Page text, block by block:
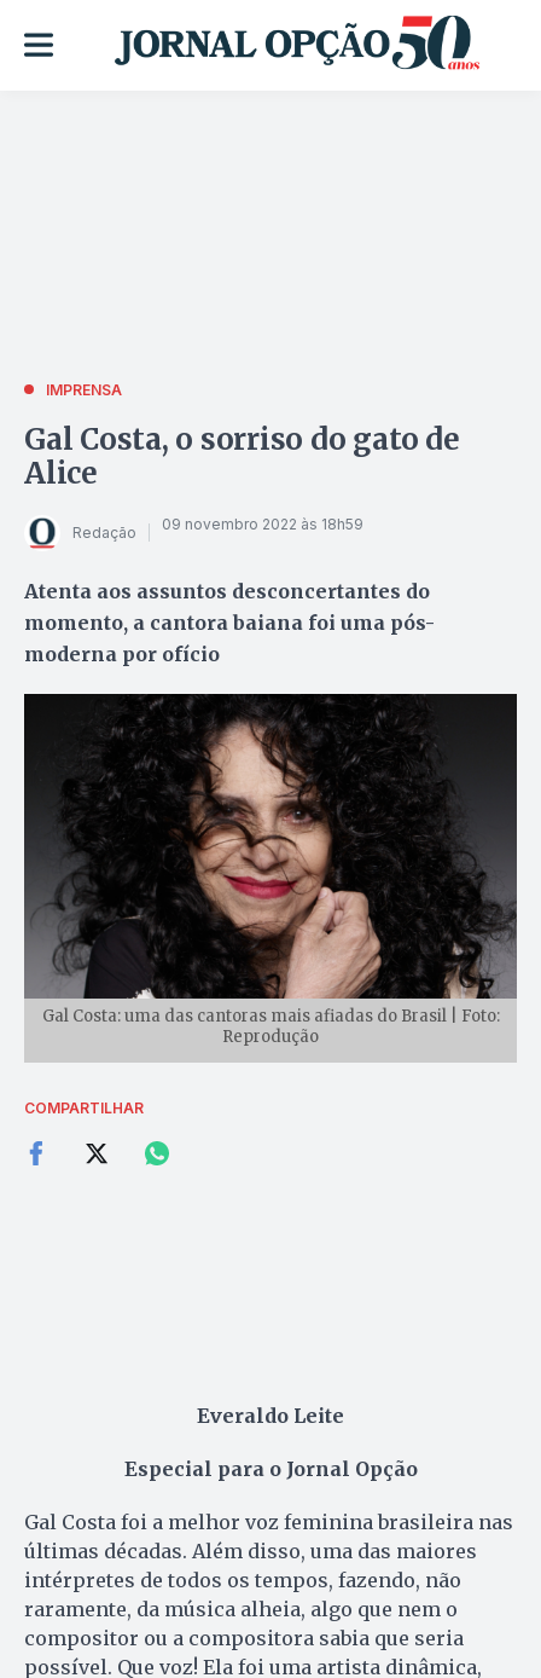
IMPRENSA
Gal Costa, o sorriso do gato de
Alice
Redação 09 novembro 2022 às 18h59
Atenta aos assuntos desconcertantes do
momento, a cantora baiana foi uma pós-
moderna por ofício
Gal Costa: uma das cantoras mais afiadas do Brasil | Foto:
Reprodução
COMPARTILHAR
Everaldo Leite
Especial para o Jornal Opção
Gal Costa foi a melhor voz feminina brasileira nas
últimas décadas. Além disso, uma das maiores
intérpretes de todos os tempos, fazendo, não
raramente, da música alheia, algo que nem o
compositor ou a compositora sabia que seria
possível. Que voz! Ela foi uma artista dinâmica,